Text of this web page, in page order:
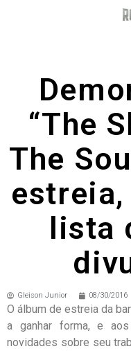
“The
The
lista
Gleison Junior 08/30/2016
O álbum de estreia da
a ganhar forma, e
novidades sobre seu